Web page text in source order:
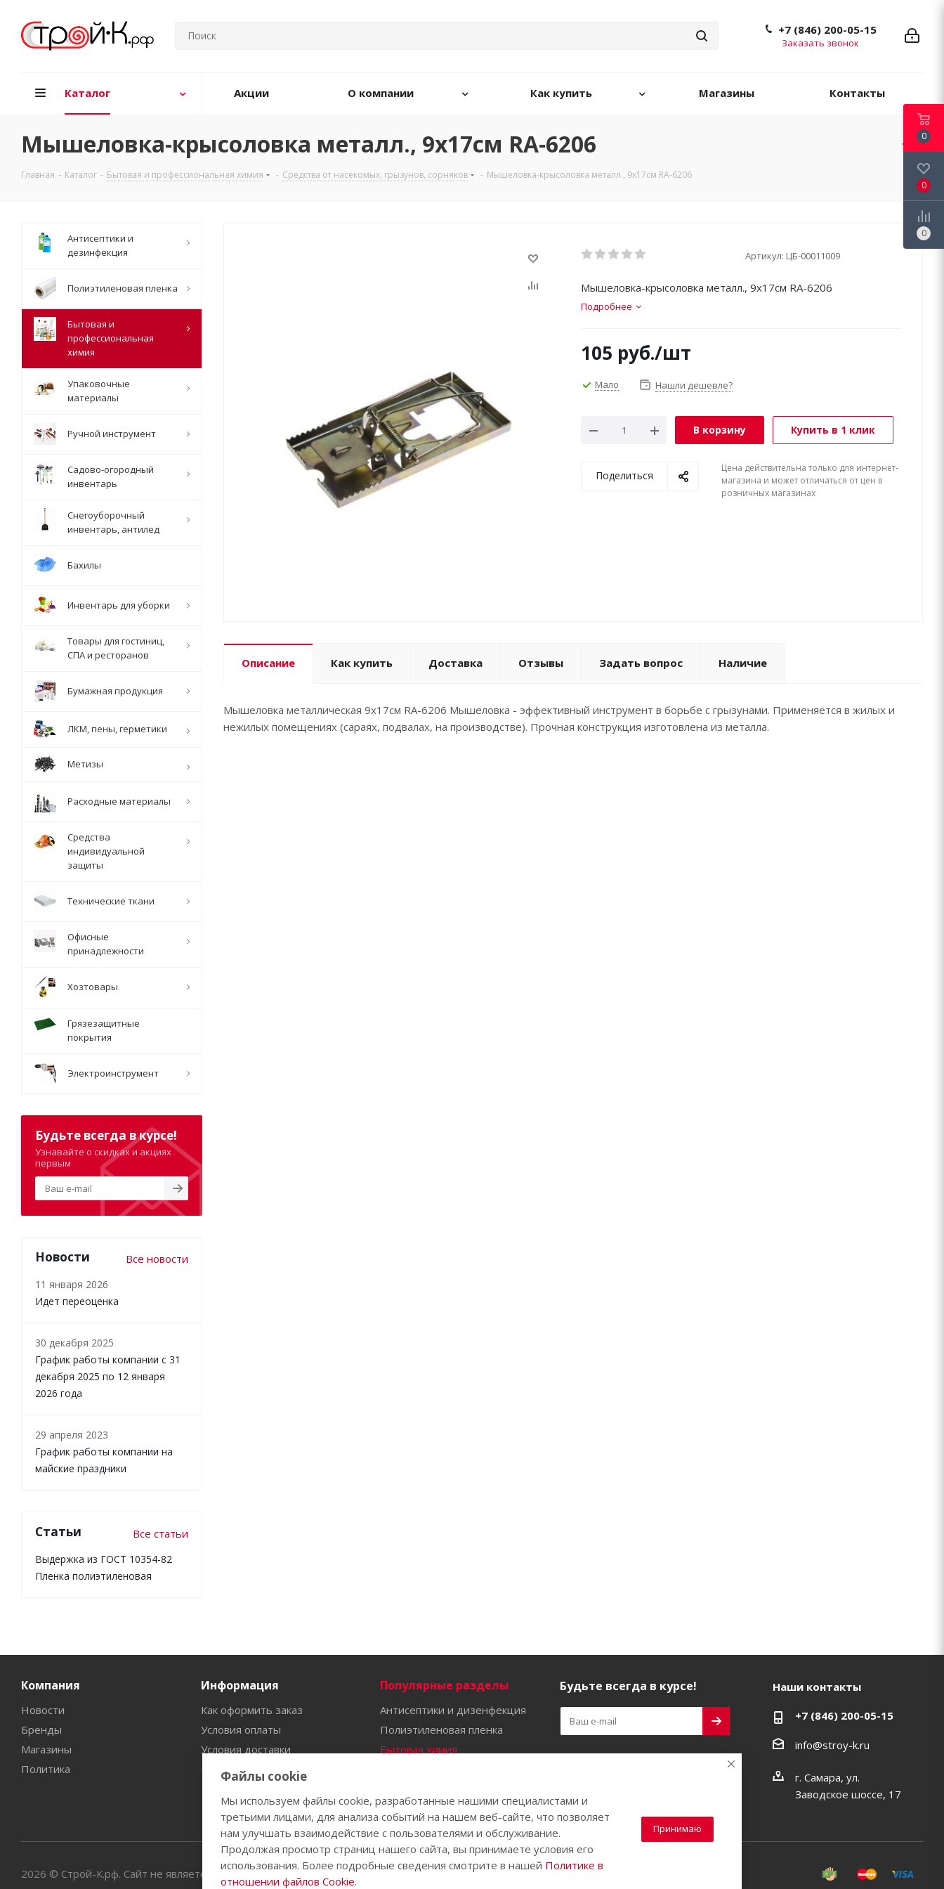
+7 (846) 200-05-15
Заказать звонок
Каталог Акции О компании Как купить Магазины Контакты
Мышеловка-крысоловка металл., 9х17см RA-6206
Главная - Каталог - Бытовая и профессиональная химия - Средства от насекомых, грызунов, сорняков - Мышеловка-крысоловка металл., 9х17см RA-6206
Артикул: ЦБ-00011009
Мышеловка-крысоловка металл., 9х17см RA-6206
Подробнее
105 руб./шт
Мало Нашли дешевле?
В корзину Купить в 1 клик
Поделиться
Цена действительна только для интернет-
магазина и может отличаться от цен в
розничных магазинах
Описание Как купить Доставка Отзывы Задать вопрос Наличие
Мышеловка металлическая 9х17см RA-6206 Мышеловка - эффективный инструмент в борьбе с грызунами. Применяется в жилых и
нежилых помещениях (сараях, подвалах, на производстве). Прочная конструкция изготовлена из металла.
Антисептики и
дезинфекция
Полиэтиленовая пленка
Бытовая и
профессиональная
химия
Упаковочные
материалы
Ручной инструмент
Садово-огородный
инвентарь
Снегоуборочный
инвентарь, антилед
Бахилы
Инвентарь для уборки
Товары для гостиниц,
СПА и ресторанов
Бумажная продукция
ЛКМ, пены, герметики
Метизы
Расходные материалы
Средства
индивидуальной
защиты
Технические ткани
Офисные
принадлежности
Хозтовары
Грязезащитные
покрытия
Электроинструмент
Будьте всегда в курсе!
Узнавайте о скидках и акциях
первым
Новости Все новости
11 января 2026
Идет переоценка
30 декабря 2025
График работы компании с 31
декабря 2025 по 12 января
2026 года
29 апреля 2023
График работы компании на
майские праздники
Статьи Все статьи
Выдержка из ГОСТ 10354-82
Пленка полиэтиленовая
Компания
Новости
Бренды
Магазины
Политика
Информация
Как оформить заказ
Условия оплаты
Условия доставки
Гарантия на товар
Популярные разделы
Антисептики и дизенфекция
Полиэтиленовая пленка
Бытовая химия
Бахилы
Будьте всегда в курсе! Наши контакты
+7 (846) 200-05-15
info@stroy-k.ru
г. Самара, ул.
Заводское шоссе, 17
2026 © Строй-К.рф. Сайт не является публичной офертой.
0
0
0
Файлы cookie
Мы используем файлы cookie, разработанные нашими специалистами и
третьими лицами, для анализа событий на нашем веб-сайте, что позволяет
нам улучшать взаимодействие с пользователями и обслуживание.
Продолжая просмотр страниц нашего сайта, вы принимаете условия его
использования. Более подробные сведения смотрите в нашей Политике в
отношении файлов Cookie.
Принимаю